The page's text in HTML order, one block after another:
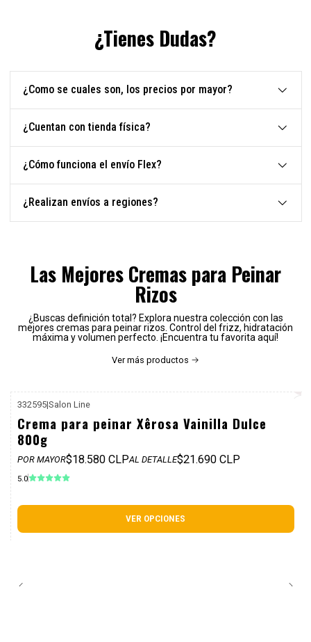
¿Tienes Dudas?
¿Como se cuales son, los precios por mayor?
¿Cuentan con tienda física?
¿Cómo funciona el envío Flex?
¿Realizan envíos a regiones?
Las Mejores Cremas para Peinar
Rizos
¿Buscas definición total? Explora nuestra colección con las
mejores cremas para peinar rizos. Control del frizz, hidratación
máxima y volumen perfecto. ¡Encuentra tu favorita aquí!
Ver más productos
332595|Salon Line
Crema para peinar Xêrosa Vainilla Dulce
800g
POR MAYOR$18.580 CLPAL DETALLE$21.690 CLP
5.0
VER OPCIONES